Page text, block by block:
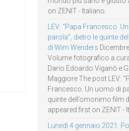
on ZENIT - Italiano.
LEV: “Papa Francesco.
parola”, dietro le quinte
di Wim Wenders
Volume fotografico a
Dario Edoardo Viganò e
Maggiore The post LEV:
Francesco. Un uomo di
quinte dell’omonimo film
appeared first on ZENIT -
Lunedì 4 gennaio 2021: